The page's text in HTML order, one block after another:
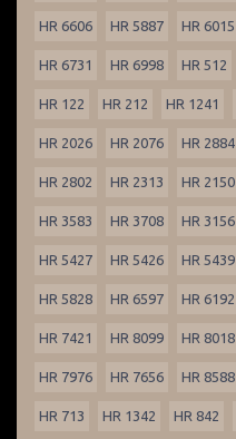
HR 6606 HR 5887 HR 6015
HR 6731 HR 6998 HR 512
HR 122 HR 212 HR 1241
HR 2026 HR 2076 HR 2884
HR 2802 HR 2313 HR 2150
HR 3583 HR 3708 HR 3156
HR 5427 HR 5426 HR 5439
HR 5828 HR 6597 HR 6192
HR 7421 HR 8099 HR 8018
HR 7976 HR 7656 HR 8588
HR 713 HR 1342 HR 842